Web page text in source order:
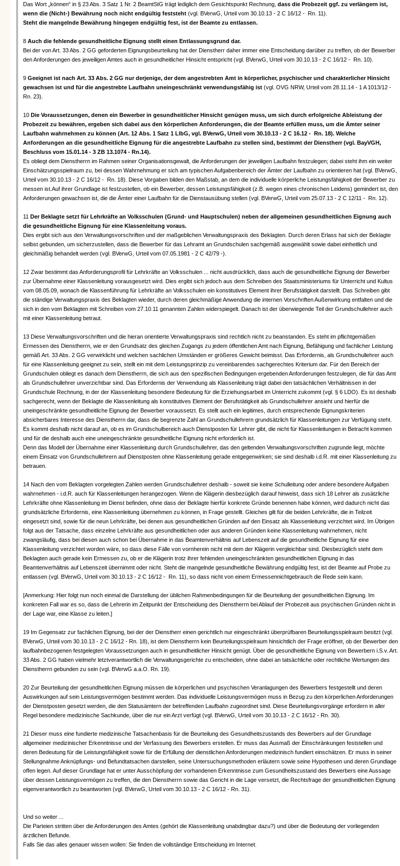
Das Wort „können“ in § 23 Abs. 3 Satz 1 Nr. 2 BeamtStG trägt lediglich dem Gesichtspunkt Rechnung, dass die Probezeit ggf. zu verlängern ist,
wenn die (Nicht-) Bewährung noch nicht endgültig feststeht (vgl. BVerwG, Urteil vom 30.10.13 - 2 C 16/12 - Rn. 11).
Steht die mangelnde Bewährung hingegen endgültig fest, ist der Beamte zu entlassen.
8 Auch die fehlende gesundheitliche Eignung stellt einen Entlassungsgrund dar.
Bei der von Art. 33 Abs. 2 GG geforderten Eignungsbeurteilung hat der Dienstherr daher immer eine Entscheidung darüber zu treffen, ob der Bewerber
den Anforderungen des jeweiligen Amtes auch in gesundheitlicher Hinsicht entspricht (vgl. BVerwG, Urteil vom 30.10.13 - 2 C 16/12 - Rn. 10).
9 Geeignet ist nach Art. 33 Abs. 2 GG nur derjenige, der dem angestrebten Amt in körperlicher, psychischer und charakterlicher Hinsicht
gewachsen ist und für die angestrebte Laufbahn uneingeschränkt verwendungsfähig ist (vgl. OVG NRW, Urteil vom 28.11.14 - 1 A 1013/12 -
Rn. 23).
10 Die Voraussetzungen, denen ein Bewerber in gesundheitlicher Hinsicht genügen muss, um sich durch erfolgreiche Ableistung der
Probezeit zu bewähren, ergeben sich dabei aus den körperlichen Anforderungen, die der Beamte erfüllen muss, um die Ämter seiner
Laufbahn wahrnehmen zu können (Art. 12 Abs. 1 Satz 1 LlbG, vgl. BVerwG, Urteil vom 30.10.13 - 2 C 16.12 - Rn. 18). Welche
Anforderungen an die gesundheitliche Eignung für die angestrebte Laufbahn zu stellen sind, bestimmt der Dienstherr (vgl. BayVGH,
Beschluss vom 15.01.14 - 3 ZB 13.1074 - Rn.14).
Es obliegt dem Dienstherrn im Rahmen seiner Organisationsgewalt, die Anforderungen der jeweiligen Laufbahn festzulegen; dabei steht ihm ein weiter
Einschätzungsspielraum zu, bei dessen Wahrnehmung er sich am typischen Aufgabenbereich der Ämter der Laufbahn zu orientieren hat (vgl. BVerwG,
Urteil vom 30.10.13 - 2 C 16/12 - Rn. 18). Diese Vorgaben bilden den Maßstab, an dem die individuelle körperliche Leistungsfähigkeit der Bewerber zu
messen ist.Auf ihrer Grundlage ist festzustellen, ob ein Bewerber, dessen Leistungsfähigkeit (z.B. wegen eines chronischen Leidens) gemindert ist, den
Anforderungen gewachsen ist, die die Ämter einer Laufbahn für die Dienstausübung stellen (vgl. BVerwG, Urteil vom 25.07.13 - 2 C 12/11 - Rn. 12).
11 Der Beklagte setzt für Lehrkräfte an Volksschulen (Grund- und Hauptschulen) neben der allgemeinen gesundheitlichen Eignung auch
die gesundheitliche Eignung für eine Klassenleitung voraus.
Dies ergibt sich aus den Verwaltungsvorschriften und der maßgeblichen Verwaltungspraxis des Beklagten. Durch deren Erlass hat sich der Beklagte
selbst gebunden, um sicherzustellen, dass die Bewerber für das Lehramt an Grundschulen sachgemäß ausgewählt sowie dabei einheitlich und
gleichmäßig behandelt werden (vgl. BVerwG, Urteil vom 07.05.1981 - 2 C 42/79 -).
12 Zwar bestimmt das Anforderungsprofil für Lehrkräfte an Volksschulen ... nicht ausdrücklich, dass auch die gesundheitliche Eignung der Bewerber
zur Übernahme einer Klassenleitung vorausgesetzt wird. Dies ergibt sich jedoch aus dem Schreiben des Staatsministeriums für Unterricht und Kultus
vom 08.05.09, wonach die Klassenführung für Lehrkräfte an Volksschulen ein konstitutives Element ihrer Berufstätigkeit darstellt. Das Schreiben gibt
die ständige Verwaltungspraxis des Beklagten wieder, durch deren gleichmäßige Anwendung die internen Vorschriften Außenwirkung entfalten und die
sich in den vom Beklagten mit Schreiben vom 27.10.11 genannten Zahlen widerspiegelt. Danach ist der überwiegende Teil der Grundschullehrer auch
mit einer Klassenleitung betraut.
13 Diese Verwaltungsvorschriften und die hieran orientierte Verwaltungspraxis sind rechtlich nicht zu beanstanden. Es steht im pflichtgemäßen
Ermessen des Dienstherrn, wie er den Grundsatz des gleichen Zugangs zu jedem öffentlichen Amt nach Eignung, Befähigung und fachlicher Leistung
gemäß Art. 33 Abs. 2 GG verwirklicht und welchen sachlichen Umständen er größeres Gewicht beimisst. Das Erfordernis, als Grundschullehrer auch
für eine Klassenleitung geeignet zu sein, stellt ein mit dem Leistungsprinzip zu vereinbarendes sachgerechtes Kriterium dar. Für den Bereich der
Grundschulen obliegt es danach dem Dienstherrn, die sich aus den spezifischen Bedingungen ergebenden Anforderungen festzulegen, die für das Amt
als Grundschullehrer unverzichtbar sind. Das Erfordernis der Verwendung als Klassenleitung trägt dabei den tatsächlichen Verhältnissen in der
Grundschule Rechnung, in der der Klassenleitung besondere Bedeutung für die Erziehungsarbeit im Unterricht zukommt (vgl. § 6 LDO). Es ist deshalb
sachgerecht, wenn der Beklagte die Klassenleitung als konstitutives Element der Berufstätigkeit als Grundschullehrer ansieht und hierfür die
uneingeschränkte gesundheitliche Eignung der Bewerber voraussetzt. Es stellt auch ein legitimes, durch entsprechende Eignungskriterien
absicherbares Interesse des Dienstherrn dar, dass die begrenzte Zahl an Grundschullehrern grundsätzlich für Klassenleitungen zur Verfügung steht.
Es kommt deshalb nicht darauf an, ob es im Grundschulbereich auch Dienstposten für Lehrer gibt, die nicht für Klassenleitungen in Betracht kommen
und für die deshalb auch eine uneingeschränkte gesundheitliche Eignung nicht erforderlich ist.
Denn das Modell der Übernahme einer Klassenleitung durch Grundschullehrer, das den geltenden Verwaltungsvorschriften zugrunde liegt, möchte
einem Einsatz von Grundschullehrern auf Dienstposten ohne Klassenleitung gerade entgegenwirken; sie sind deshalb i.d.R. mit einer Klassenleitung zu
betrauen.
14 Nach den vom Beklagten vorgelegten Zahlen werden Grundschullehrer deshalb - soweit sie keine Schulleitung oder andere besondere Aufgaben
wahrnehmen - i.d.R. auch für Klassenleitungen herangezogen. Wenn die Klägerin diesbezüglich darauf hinweist, dass sich 18 Lehrer als zusätzliche
Lehrkräfte ohne Klassenleitung im Dienst befinden, ohne dass der Beklagte hierfür konkrete Gründe benennen habe können, wird dadurch nicht das
grundsätzliche Erfordernis, eine Klassenleitung übernehmen zu können, in Frage gestellt. Gleiches gilt für die beiden Lehrkräfte, die in Teilzeit
eingesetzt sind, sowie für die neun Lehrkräfte, bei denen aus gesundheitlichen Gründen auf den Einsatz als Klassenleitung verzichtet wird. Im Übrigen
folgt aus der Tatsache, dass einzelne Lehrkräfte aus gesundheitlichen oder aus anderen Gründen keine Klassenleitung wahrnehmen, nicht
zwangsläufig, dass bei diesen auch schon bei Übernahme in das Beamtenverhältnis auf Lebenszeit auf die gesundheitliche Eignung für eine
Klassenleitung verzichtet worden wäre, so dass diese Fälle von vornherein nicht mit dem der Klägerin vergleichbar sind. Diesbezüglich steht dem
Beklagten auch gerade kein Ermessen zu, ob er die Klägerin trotz ihrer fehlenden uneingeschränkten gesundheitlichen Eignung in das
Beamtenverhältnis auf Lebenszeit übernimmt oder nicht. Steht die mangelnde gesundheitliche Bewährung endgültig fest, ist der Beamte auf Probe zu
entlassen (vgl. BVerwG, Urteil vom 30.10.13 - 2 C 16/12 - Rn. 11), so dass nicht von einem Ermessennichtgebrauch die Rede sein kann.
[Anmerkung: Hier folgt nun noch einmal die Darstellung der üblichen Rahmenbedingungen für die Beurteilung der gesundheitlichen Eignung. Im
konkreten Fall war es so, dass die Lehrerin im Zeitpunkt der Entscheidung des Dienstherrn bei Ablauf der Probezeit aus psychischen Gründen nicht in
der Lage war, eine Klasse zu leiten.]
19 Im Gegensatz zur fachlichen Eignung, bei der der Dienstherr einen gerichtlich nur eingeschränkt überprüfbaren Beurteilungsspielraum besitzt (vgl.
BVerwG, Urteil vom 30.10.13 - 2 C 16/12 - Rn. 18), ist dem Dienstherrn kein Beurteilungsspielraum hinsichtlich der Frage eröffnet, ob der Bewerber den
laufbahnbezogenen festgelegten Voraussetzungen auch in gesundheitlicher Hinsicht genügt. Über die gesundheitliche Eignung von Bewerbern i.S.v. Art.
33 Abs. 2 GG haben vielmehr letztverantwortlich die Verwaltungsgerichte zu entscheiden, ohne dabei an tatsächliche oder rechtliche Wertungen des
Dienstherrn gebunden zu sein (vgl. BVerwG a.a.O. Rn. 19).
20 Zur Beurteilung der gesundheitlichen Eignung müssen die körperlichen und psychischen Veranlagungen des Bewerbers festgestellt und deren
Auswirkungen auf sein Leistungsvermögen bestimmt werden. Das individuelle Leistungsvermögen muss in Bezug zu den körperlichen Anforderungen
der Dienstposten gesetzt werden, die den Statusämtern der betreffenden Laufbahn zugeordnet sind. Diese Beurteilungsvorgänge erfordern in aller
Regel besondere medizinische Sachkunde, über die nur ein Arzt verfügt (vgl. BVerwG, Urteil vom 30.10.13 - 2 C 16/12 - Rn. 30).
21 Dieser muss eine fundierte medizinische Tatsachenbasis für die Beurteilung des Gesundheitszustands des Bewerbers auf der Grundlage
allgemeiner medizinischer Erkenntnisse und der Verfassung des Bewerbers erstellen. Er muss das Ausmaß der Einschränkungen feststellen und
deren Bedeutung für die Leistungsfähigkeit sowie für die Erfüllung der dienstlichen Anforderungen medizinisch fundiert einschätzen. Er muss in seiner
Stellungnahme Anknüpfungs- und Befundtatsachen darstellen, seine Untersuchungsmethoden erläutern sowie seine Hypothesen und deren Grundlage
offen legen. Auf dieser Grundlage hat er unter Ausschöpfung der vorhandenen Erkenntnisse zum Gesundheitszustand des Bewerbers eine Aussage
über dessen Leistungsvermögen zu treffen, die den Dienstherrn sowie das Gericht in die Lage versetzt, die Rechtsfrage der gesundheitlichen Eignung
eigenverantwortlich zu beantworten (vgl. BVerwG, Urteil vom 30.10.13 - 2 C 16/12 - Rn. 31).
Und so weiter ...
Die Parteien stritten über die Anforderungen des Amtes (gehört die Klassenleitung unabdingbar dazu?) und über die Bedeutung der vorliegenden
ärztlichen Befunde.
Falls Sie das alles genauer wissen wollen: Sie finden die vollständige Entscheidung im Internet.